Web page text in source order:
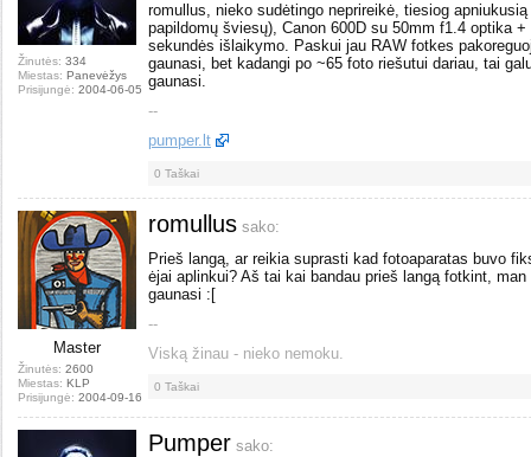
Žinutės: 334
Miestas: Panevėžys
Prisijungė: 2004-06-05
romullus, nieko sudėtingo neprireikė, tiesiog
papildomų šviesų), Canon 600D su 50mm f1.4 optika
sekundės išlaikymo. Paskui jau RAW fotkes
gaunasi, bet kadangi po ~65 foto riešutui dariau, tai
gaunasi.
--
pumper.lt
0 Taškai
Master
Žinutės: 2600
Miestas: KLP
Prisijungė: 2004-09-16
romullus sako:
Prieš langą, ar reikia suprasti kad fotoaparatas buvo
ėjai aplinkui? Aš tai kai bandau prieš langą fotkint,
gaunasi :[
--
Viską žinau - nieko nemoku.
0 Taškai
Pumper sako: